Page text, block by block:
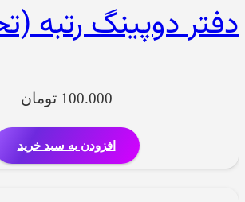
دفتر دوپینگ رتبه
100.000 تومان
افزودن به سبد خرید